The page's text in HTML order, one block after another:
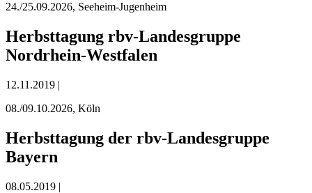
24./25.09.2026, Seeheim-Jugenheim
Herbsttagung rbv-Landesgruppe
Nordrhein-Westfalen
12.11.2019 |
08./09.10.2026, Köln
Herbsttagung der rbv-Landesgruppe
Bayern
08.05.2019 |